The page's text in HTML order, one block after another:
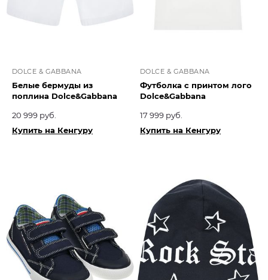
DOLCE & GABBANA
Белые бермуды из
поплина Dolce&Gabbana
20 999 руб.
Купить на Кенгуру
DOLCE & GABBANA
Футболка с принтом лого
Dolce&Gabbana
17 999 руб.
Купить на Кенгуру